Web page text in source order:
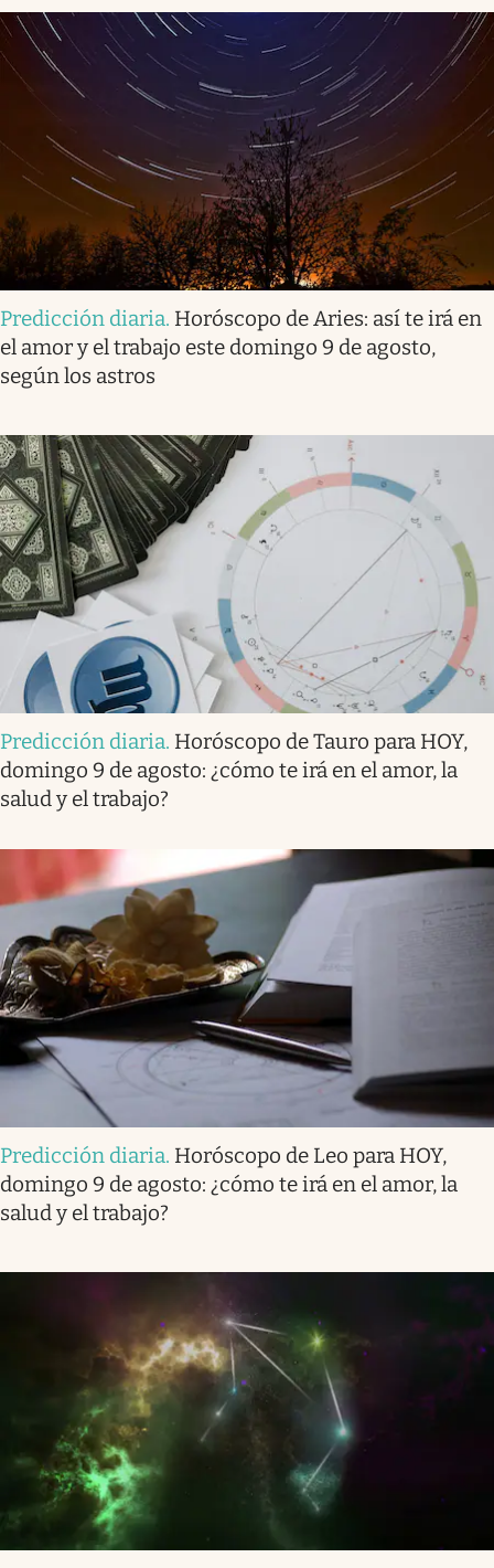
Predicción diaria. Horóscopo de Aries: así te irá en
el amor y el trabajo este domingo 9 de agosto,
según los astros
Predicción diaria. Horóscopo de Tauro para HOY,
domingo 9 de agosto: ¿cómo te irá en el amor, la
salud y el trabajo?
Predicción diaria. Horóscopo de Leo para HOY,
domingo 9 de agosto: ¿cómo te irá en el amor, la
salud y el trabajo?